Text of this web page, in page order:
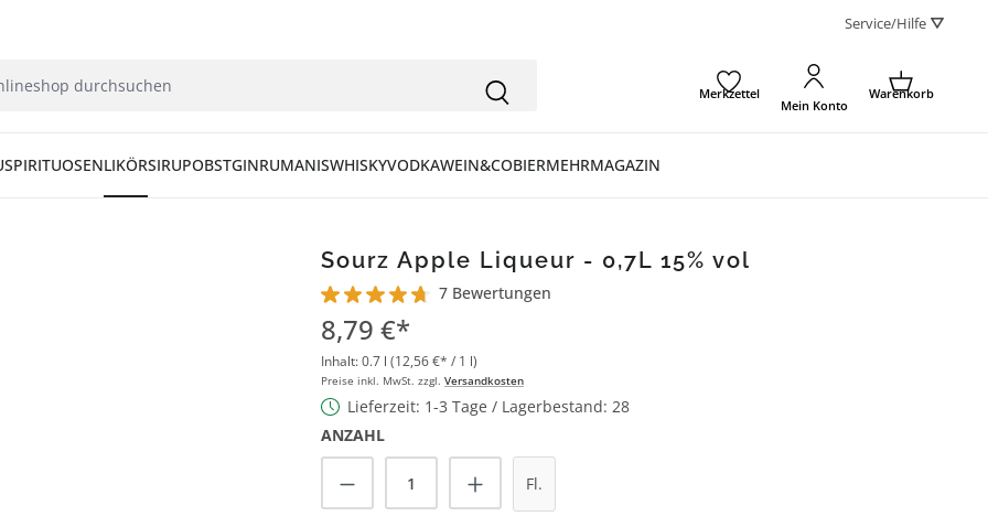
Service/Hilfe ⛛
Merkzettel
Mein Konto
Warenkorb
SPIRITUOSENLIKÖRSIRUPOBSTGINRUMANISWHISKYVODKAWEIN&COBIERMEHRMAGAZIN
Sourz Apple Liqueur - 0,7L 15% vol
Durchschnittliche Bewertung von 4.8 von 5 Sternen
7 Bewertungen
8,79 €*
Inhalt:0.7 l (12,56 €* / 1 l)
Preise inkl. MwSt. zzgl. Versandkosten
Lieferzeit: 1-3 Tage / Lagerbestand: 28
ANZAHL
Produkt Anzahl: Gib den gewünschten Wert ein
Fl.